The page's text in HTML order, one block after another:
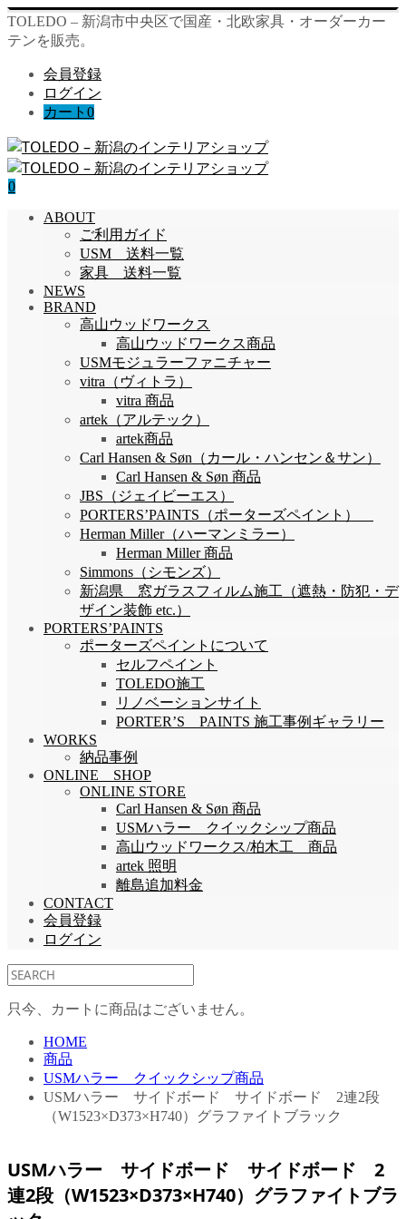
TOLEDO – 新潟市中央区で国産・北欧家具・オーダーカー
テンを販売。
会員登録
ログイン
カート 0
0
ABOUT
ご利用ガイド
USM 送料一覧
家具 送料一覧
NEWS
BRAND
高山ウッドワークス
高山ウッドワークス商品
USMモジュラーファニチャー
vitra（ヴィトラ）
vitra 商品
artek（アルテック）
artek商品
Carl Hansen & Søn（カール・ハンセン＆サン）
Carl Hansen & Søn 商品
JBS（ジェイビーエス）
PORTERS’PAINTS（ポーターズペイント）
Herman Miller（ハーマンミラー）
Herman Miller 商品
Simmons（シモンズ）
新潟県 窓ガラスフィルム施工（遮熱・防犯・デ
ザイン装飾 etc.）
PORTERS’PAINTS
ポーターズペイントについて
セルフペイント
TOLEDO施工
リノベーションサイト
PORTER’S PAINTS 施工事例ギャラリー
WORKS
納品事例
ONLINE SHOP
ONLINE STORE
Carl Hansen & Søn 商品
USMハラー クイックシップ商品
高山ウッドワークス/柏木工 商品
artek 照明
離島追加料金
CONTACT
会員登録
ログイン
只今、カートに商品はございません。
HOME
商品
USMハラー クイックシップ商品
USMハラー サイドボード サイドボード 2連2段
（W1523×D373×H740）グラファイトブラック
USMハラー サイドボード サイドボード 2
連2段（W1523×D373×H740）グラファイトブラ